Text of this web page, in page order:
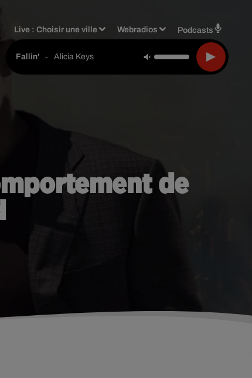
Live :Choisir une ville Webradios Podcasts
Fallin' - Alicia Keys
de